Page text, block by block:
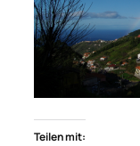
Teilen mit: